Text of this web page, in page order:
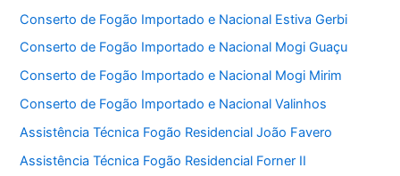
Conserto de Fogão Importado e Nacional Estiva Gerbi
Conserto de Fogão Importado e Nacional Mogi Guaçu
Conserto de Fogão Importado e Nacional Mogi Mirim
Conserto de Fogão Importado e Nacional Valinhos
Assistência Técnica Fogão Residencial João Favero
Assistência Técnica Fogão Residencial Forner II